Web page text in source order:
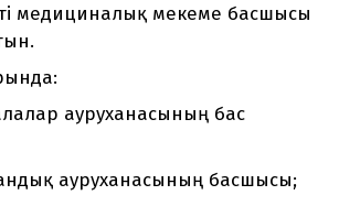
медициналық мекеме басшысы
ауруханасының бас
ауруханасының басшысы;